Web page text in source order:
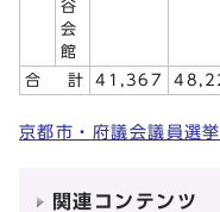
谷
会
館
合 計
41,367
京都市・府議会議員選
関連コンテンツ